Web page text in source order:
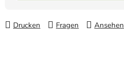
Drucken Fragen Ansehen